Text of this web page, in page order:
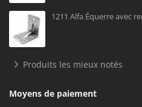
1211 Alfa Équerre avec
Produits les mieux notés
Moyens de paiement